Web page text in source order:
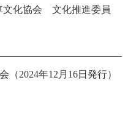
文化協会 文化推進委員
2024年12月16日発行）